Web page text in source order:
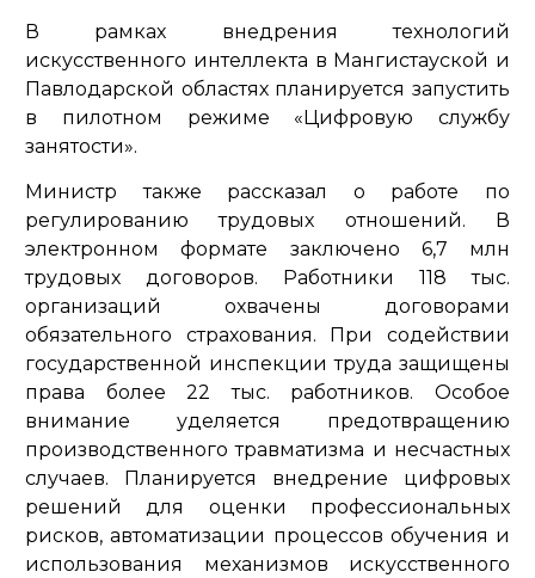
В рамках внедрения технологий
искусственного интеллекта в Мангистауской и
Павлодарской областях планируется запустить
в пилотном режиме «Цифровую службу
занятости».
Министр также рассказал о работе по
регулированию трудовых отношений. В
электронном формате заключено 6,7 млн
трудовых договоров. Работники 118 тыс.
организаций охвачены договорами
обязательного страхования. При содействии
государственной инспекции труда защищены
права более 22 тыс. работников. Особое
внимание уделяется предотвращению
производственного травматизма и несчастных
случаев. Планируется внедрение цифровых
решений для оценки профессиональных
рисков, автоматизации процессов обучения и
использования механизмов искусственного